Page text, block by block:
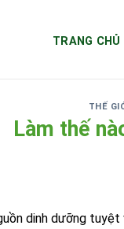
TRANG CHỦ
THẾ
Làm thế
dinh dưỡng